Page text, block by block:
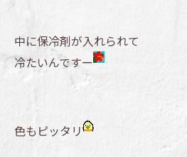
中に保冷剤が入れられて
冷たいんですー
色もピッタリ